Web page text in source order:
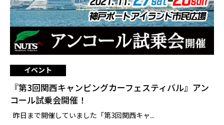
イベント
『第3回関西キャンピングカーフェスティバル』アン
コール試乗会開催！
昨日まで開催していました「第3回関西キャ...